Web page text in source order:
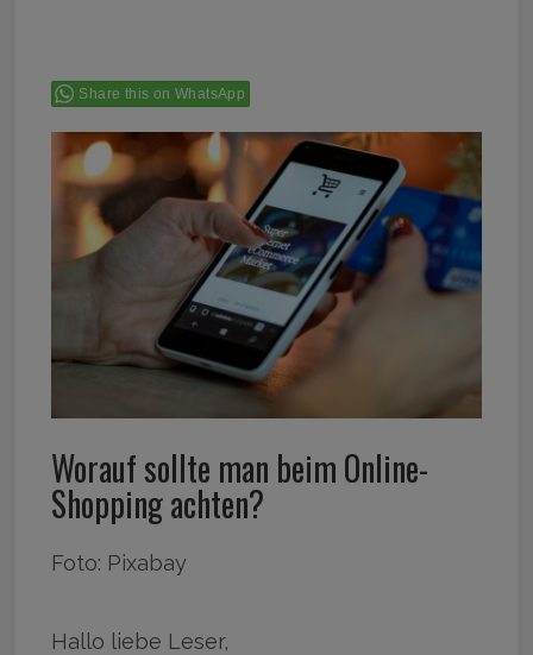
Share this on WhatsApp
Worauf sollte man beim Online-
Shopping achten?
Foto: Pixabay
Hallo liebe Leser,